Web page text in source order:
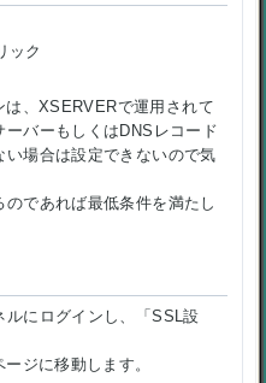
ック
、XSERVERで運用されて
バーもしくはDNSレコード
場合は設定できないので気
であれば最低条件を満たし
ルにログインし、「SSL設
ジに移動します。